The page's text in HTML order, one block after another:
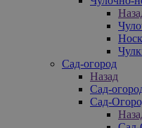
Сад-огород
Назад
Сад-
Сад-